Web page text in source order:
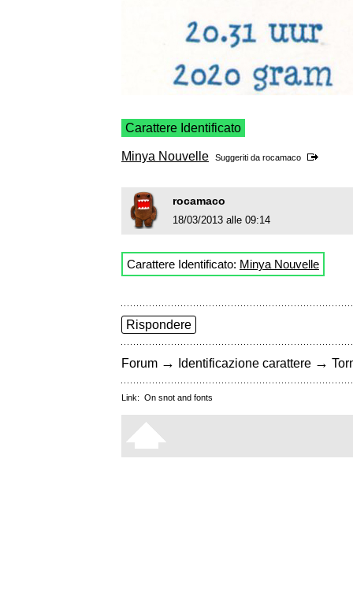
Carattere Identificato
Minya Nouvelle Suggeriti da rocamaco
rocamaco
18/03/2013 alle 09:14
Carattere Identificato: Minya Nouvelle
Rispondere
Forum → Identificazione carattere →
Link: On snot and fonts